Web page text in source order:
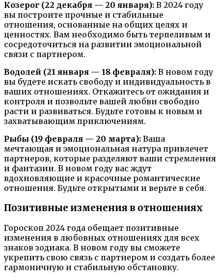
Козерог (22 декабря — 20 января): В 2024 году
вы построите прочные и стабильные
отношения, основанные на общих целях и
ценностях. Вам необходимо быть терпеливым и
сосредоточиться на развитии эмоциональной
связи с партнером.
Водолей (21 января — 18 февраля): В новом году
вы будете искать свободу и индивидуальность в
ваших отношениях. Откажитесь от ожидания и
контроля и позвольте вашей любви свободно
расти и развиваться. Будьте готовы к новым и
захватывающим приключениям.
Рыбы (19 февраля — 20 марта): Ваша
мечтающая и эмоциональная натура привлечет
партнеров, которые разделяют ваши стремления
и фантазии. В новом году вас ждут
вдохновляющие и красочные романтические
отношения. Будьте открытыми и верьте в себя.
Позитивные изменения в отношениях
Гороскоп 2024 года обещает позитивные
изменения в любовных отношениях для всех
знаков зодиака. В новом году вы сможете
укрепить свою связь с партнером и создать более
гармоничную и стабильную обстановку.